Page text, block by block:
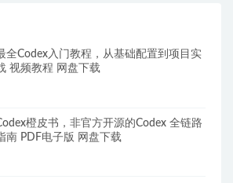
全Codex入门教程，从基础配置到项目实
视频教程 网盘下载
橙皮书，非官方开源的Codex 全链路
南 PDF电子版 网盘下载